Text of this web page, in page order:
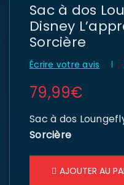
Sac à dos
Disney
Sorcière
Écrire votre avis
79,99€
Sac à dos
Sorcière
AJOUTER AU